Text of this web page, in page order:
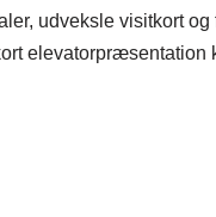
udveksle visitkort
elevatorpræsentation